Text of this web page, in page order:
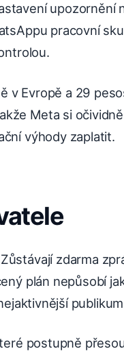
upozornění
pracovní
v Evropě a 29
Meta si
výhody zaplatit.
zdarma
plán nepůsobí
postupně